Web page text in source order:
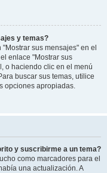
y temas?
sus mensajes" en el
enlace "Mostrar sus
o haciendo clic en el menú
buscar sus temas, utilice
opciones apropiadas.
y suscribirme a un tema?
como marcadores para el
una actualización. A